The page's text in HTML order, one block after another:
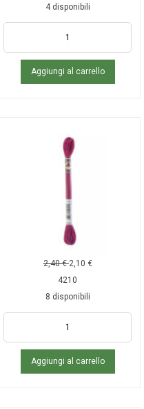
4 disponibili
Aggiungi al carrello
2,40€ 2,10 €
4210
8 disponibili
Aggiungi al carrello